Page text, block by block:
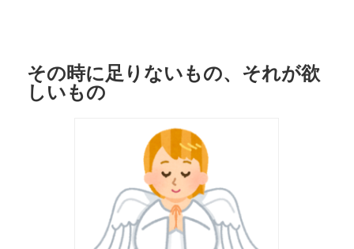
その時に足りないもの、それが欲
しいもの